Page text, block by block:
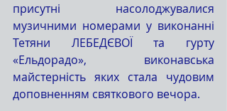
присутні насолоджувалися
музичними номерами у виконанні
Тетяни ЛЕБЕДЄВОЇ та гурту
«Ельдорадо», виконавська
майстерність яких стала чудовим
доповненням святкового вечора.